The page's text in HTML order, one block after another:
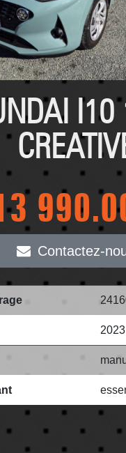
Contactez-
2023